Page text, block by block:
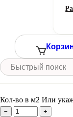
Смотреть все
Длина (м)
Кол-во в м2 Или
− +